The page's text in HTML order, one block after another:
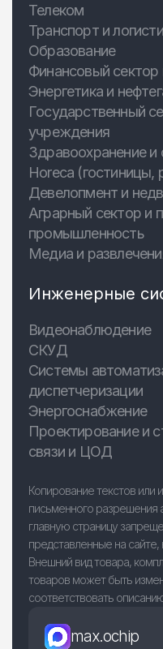
Телеком
Транспорт и
Образование
Финансовый сектор
Энергетика и
Государственный
учреждения
Здравоохранение и
Horeca (гостиницы,
Девелопмент и
Аграрный сектор и
промышленность
Медиа и
Инженерные
Видеонаблюдение
СКУД
Системы
диспетчеризации
Энергоснабжение
Проектирование и
связи и ЦОД
Копирование текстов или
письменного разрешения
главную страницу
представленные на
Внешний вид товара,
товаров может быть
соответствовать
max.ochip